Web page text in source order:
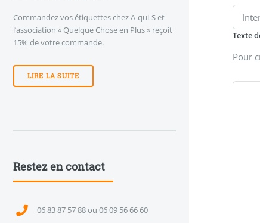
Texte
Pour
Commandez vos étiquettes chez A-qui-S et
l’association « Quelque Chose en Plus » reçoit
15% de votre commande.
LIRE LA SUITE
Restez en contact
06 83 87 57 88 ou 06 09 56 66 60